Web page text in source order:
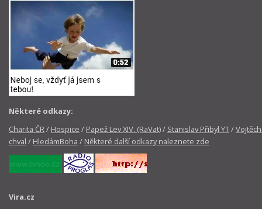
Některé odkazy:
Charita ČR/ Hospice / Papež Lev XIV. (RaVat)/ Stanislav Přibyl YT/
chval / HledámBoha / Některé další odkazy naleznete zde
Vira.cz